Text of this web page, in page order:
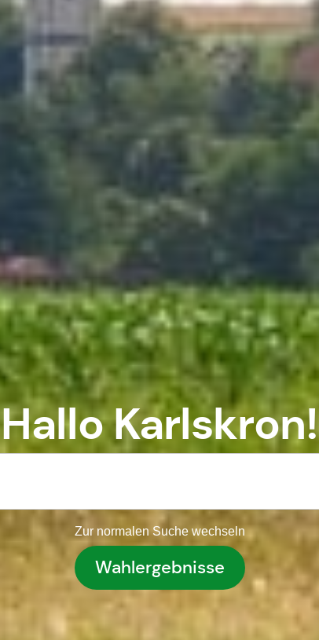
Hallo Karlskron!
Zur normalen Suche wechseln
Wahlergebnisse